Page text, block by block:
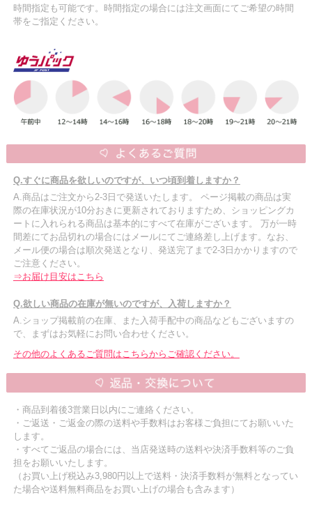
時間指定も可能です。時間指定の場合には注文画面にてご希望の時間
帯をご指定ください。
Q.すぐに商品を欲しいのですが、いつ頃到着しますか？
A.商品はご注文から2-3日で発送いたします。 ページ掲載の商品は実
際の在庫状況が10分おきに更新されておりますため、ショッピングカ
ートに入れられる商品は基本的にすべて在庫がございます。 万が一時
間差にてお品切れの場合にはメールにてご連絡差し上げます。なお、
メール便の場合は順次発送となり、発送完了まで2-3日かかりますので
ご注意ください。
⇒お届け目安はこちら
Q.欲しい商品の在庫が無いのですが、入荷しますか？
A.ショップ掲載前の在庫、また入荷手配中の商品などもございますの
で、まずはお気軽にお問い合わせください。
その他のよくあるご質問はこちらからご確認ください。
・商品到着後3営業日以内にご連絡ください。
・ご返送・ご返金の際の送料や手数料はお客様ご負担にてお願いいた
します。
・すべてご返品の場合には、当店発送時の送料や決済手数料等のご負
担をお願いいたします。
（お買い上げ税込み3,980円以上で送料・決済手数料が無料となってい
た場合や送料無料商品をお買い上げの場合も含みます）